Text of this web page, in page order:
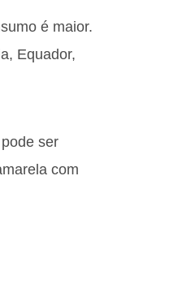
é maior.
Equador,
ser
com